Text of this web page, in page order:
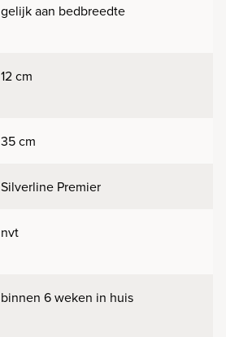
gelijk aan bedbreedte
12 cm
35 cm
Silverline Premier
nvt
binnen 6 weken in huis